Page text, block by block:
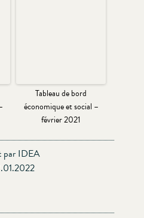
Tableau de bord
économique et social –
février 2021
par IDEA